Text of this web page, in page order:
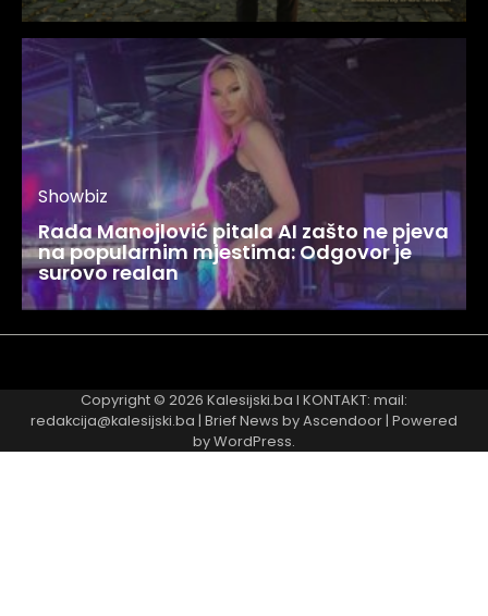
Showbiz
Rada Manojlović pitala AI zašto ne pjeva
na popularnim mjestima: Odgovor je
surovo realan
Copyright © 2026 Kalesijski.ba I KONTAKT: mail:
redakcija@kalesijski.ba | Brief News byAscendoor | Powered
byWordPress.